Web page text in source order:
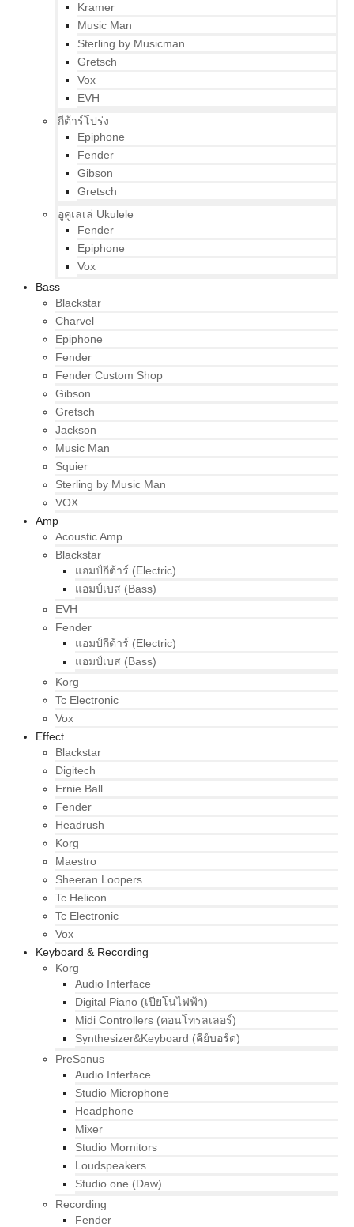
Kramer
Music Man
Sterling by Musicman
Gretsch
Vox
EVH
กีต้าร์โปร่ง
Epiphone
Fender
Gibson
Gretsch
อูคูเลเล่ Ukulele
Fender
Epiphone
Vox
Bass
Blackstar
Charvel
Epiphone
Fender
Fender Custom Shop
Gibson
Gretsch
Jackson
Music Man
Squier
Sterling by Music Man
VOX
Amp
Acoustic Amp
Blackstar
แอมป์กีต้าร์ (Electric)
แอมป์เบส (Bass)
EVH
Fender
แอมป์กีต้าร์ (Electric)
แอมป์เบส (Bass)
Korg
Tc Electronic
Vox
Effect
Blackstar
Digitech
Ernie Ball
Fender
Headrush
Korg
Maestro
Sheeran Loopers
Tc Helicon
Tc Electronic
Vox
Keyboard & Recording
Korg
Audio Interface
Digital Piano (เปียโนไฟฟ้า)
Midi Controllers (คอนโทรลเลอร์)
Synthesizer&Keyboard (คีย์บอร์ด)
PreSonus
Audio Interface
Studio Microphone
Headphone
Mixer
Studio Mornitors
Loudspeakers
Studio one (Daw)
Recording
Fender